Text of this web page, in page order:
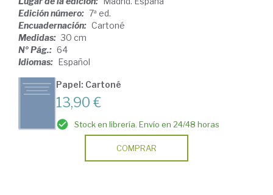
Edición número: 7ª ed.
Encuadernación: Cartoné
Medidas: 30 cm
Nº Pág.: 64
Idiomas: Español
Papel: Cartoné
13,90 €
Stock en librería. Envío en 24/48 horas
COMPRAR